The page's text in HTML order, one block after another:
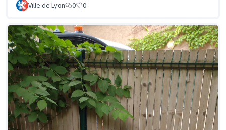
Ville de Lyon 0 0